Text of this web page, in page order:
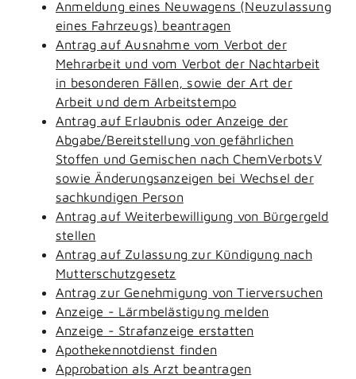
Anmeldung eines Neuwagens (Neuzulassung
eines Fahrzeugs) beantragen
Antrag auf Ausnahme vom Verbot der
Mehrarbeit und vom Verbot der Nachtarbeit
in besonderen Fällen, sowie der Art der
Arbeit und dem Arbeitstempo
Antrag auf Erlaubnis oder Anzeige der
Abgabe/Bereitstellung von gefährlichen
Stoffen und Gemischen nach ChemVerbotsV
sowie Änderungsanzeigen bei Wechsel der
sachkundigen Person
Antrag auf Weiterbewilligung von Bürgergeld
stellen
Antrag auf Zulassung zur Kündigung nach
Mutterschutzgesetz
Antrag zur Genehmigung von Tierversuchen
Anzeige - Lärmbelästigung melden
Anzeige - Strafanzeige erstatten
Apothekennotdienst finden
Approbation als Arzt beantragen